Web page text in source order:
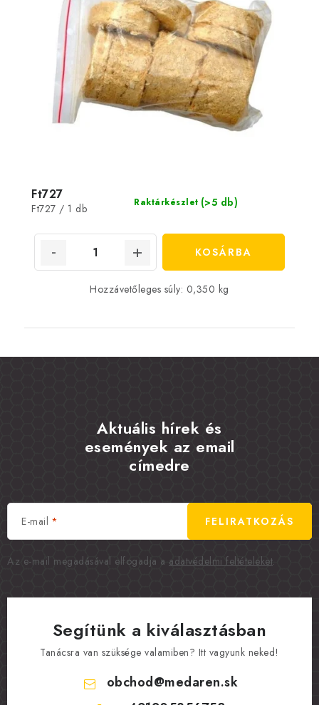
Raktárkészlet (>5 db)
Ft727
Egységár:
Ft727 / 1 db
KOSÁRBA
Hozzávetőleges súly: 0,350 kg
Aktuális hírek és
események az email
címedre
E-mail
Az e-mail megadásával elfogadja a adatvédelmi feltételeket.
FELIRATKOZÁS
Segítünk a kiválasztásban
Tanácsra van szüksége valamiben? Itt vagyunk neked!
obchod@medaren.sk